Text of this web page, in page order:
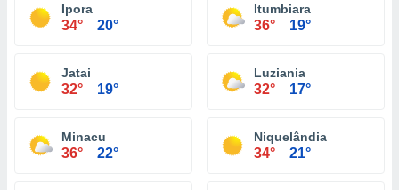
Ipora
34° 20°
Itumbiara
36° 19°
Jatai
32° 19°
Luziania
32° 17°
Minacu
36° 22°
Niquelândia
34° 21°